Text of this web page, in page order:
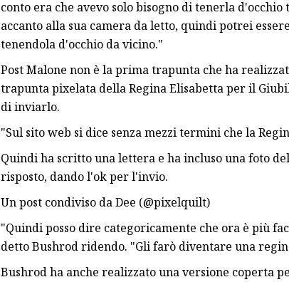
conto era che avevo solo bisogno di tenerla
accanto alla sua camera da letto, quindi potrei
tenendola d'occhio da vicino."
Post Malone non è la prima trapunta che ha
trapunta pixelata della Regina Elisabetta per il
di inviarlo.
"Sul sito web si dice senza mezzi termini che la
Quindi ha scritto una lettera e ha incluso una foto
risposto, dando l'ok per l'invio.
Un post condiviso da Dee (@pixelquilt)
"Quindi posso dire categoricamente che ora è più
detto Bushrod ridendo. "Gli farò diventare una
Bushrod ha anche realizzato una versione coperta